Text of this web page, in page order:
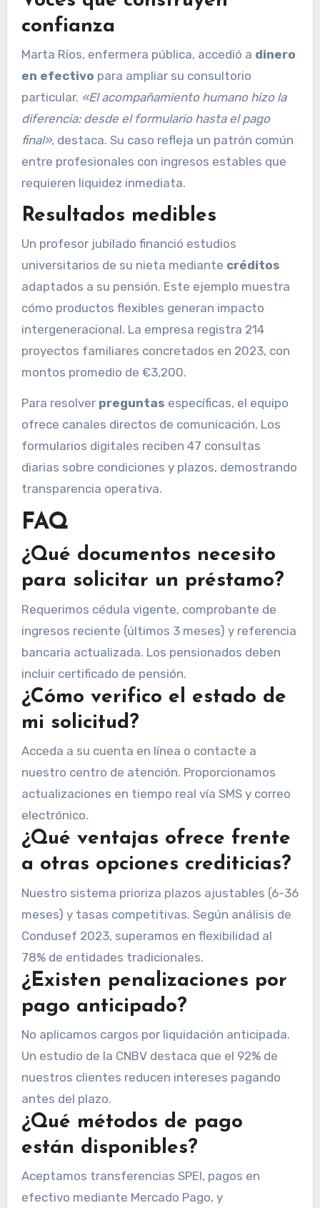
confianza
Marta Ríos, enfermera pública, accedió a dinero
en efectivo para ampliar su consultorio
particular. «El acompañamiento humano hizo la
diferencia: desde el formulario hasta el pago
final», destaca. Su caso refleja un patrón común
entre profesionales con ingresos estables que
requieren liquidez inmediata.
Resultados medibles
Un profesor jubilado financió estudios
universitarios de su nieta mediante créditos
adaptados a su pensión. Este ejemplo muestra
cómo productos flexibles generan impacto
intergeneracional. La empresa registra 214
proyectos familiares concretados en 2023, con
montos promedio de €3,200.
Para resolver preguntas específicas, el equipo
ofrece canales directos de comunicación. Los
formularios digitales reciben 47 consultas
diarias sobre condiciones y plazos, demostrando
transparencia operativa.
FAQ
¿Qué documentos necesito
para solicitar un préstamo?
Requerimos cédula vigente, comprobante de
ingresos reciente (últimos 3 meses) y referencia
bancaria actualizada. Los pensionados deben
incluir certificado de pensión.
¿Cómo verifico el estado de
mi solicitud?
Acceda a su cuenta en línea o contacte a
nuestro centro de atención. Proporcionamos
actualizaciones en tiempo real vía SMS y correo
electrónico.
¿Qué ventajas ofrece frente
a otras opciones crediticias?
Nuestro sistema prioriza plazos ajustables (6-36
meses) y tasas competitivas. Según análisis de
Condusef 2023, superamos en flexibilidad al
78% de entidades tradicionales.
¿Existen penalizaciones por
pago anticipado?
No aplicamos cargos por liquidación anticipada.
Un estudio de la CNBV destaca que el 92% de
nuestros clientes reducen intereses pagando
antes del plazo.
¿Qué métodos de pago
están disponibles?
Aceptamos transferencias SPEI, pagos en
efectivo mediante Mercado Pago, y